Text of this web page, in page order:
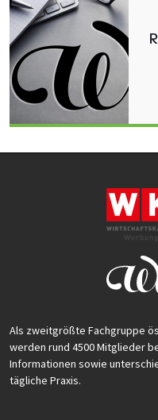
Als zweitgrößte Fachgruppe
werden rund 4500 Mitglieder
Informationen sowie
tägliche Praxis.